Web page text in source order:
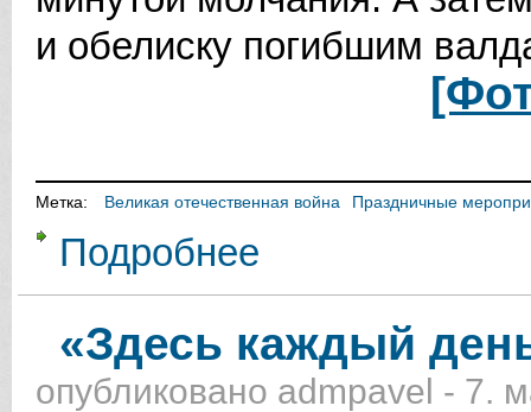
и обелиску погибшим
Метка: Великая отечественная война Праздничные
Подробнее
«Здесь каждый
опубликовано admpavel - 7.